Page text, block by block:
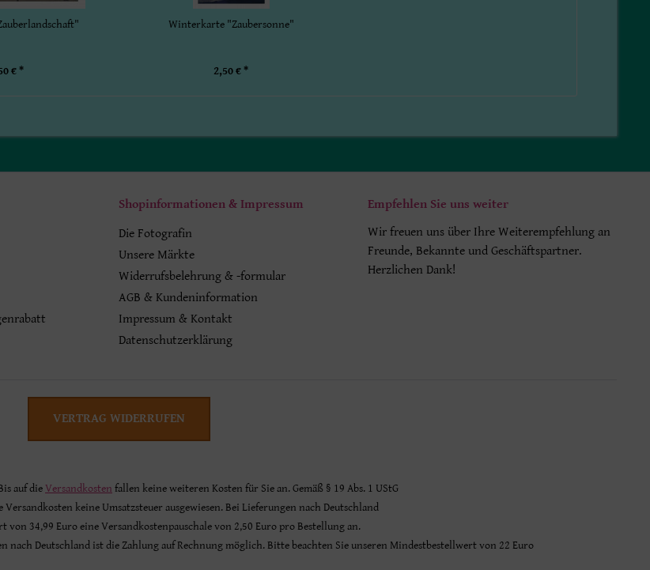
€ *
Winterkarte "Zaubersonne"
2,50 € *
Shopinformationen & Impressum
Die Fotografin
Unsere Märkte
Widerrufsbelehrung & -formular
AGB & Kundeninformation
Impressum & Kontakt
Datenschutzerklärung
Empfehlen Sie uns weiter
Wir freuen uns über Ihre Weiterempfehlung an
Freunde, Bekannte und Geschäftspartner.
Herzlichen Dank!
VERTRAG WIDERRUFEN
auf die Versandkosten fallen keine weiteren Kosten für Sie an. Gemäß § 19 Abs. 1 UStG
keine Umsatzsteuer ausgewiesen. Bei Lieferungen nach Deutschland
von 34,99 Euro eine Versandkostenpauschale von 2,50 Euro pro Bestellung an.
nach Deutschland ist die Zahlung auf Rechnung möglich. Bitte beachten Sie unseren Mindestbestellwert von 22 Euro